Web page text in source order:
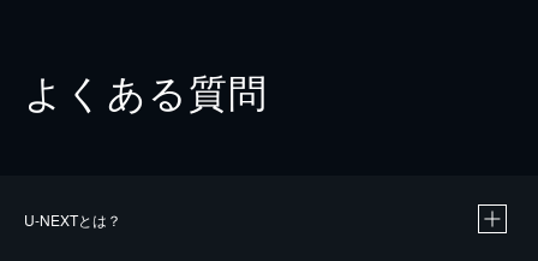
よくある質問
U-NEXTとは？